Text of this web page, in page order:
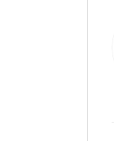
14
3부
15